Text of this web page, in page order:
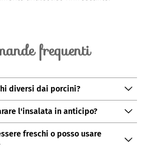
frequenti
diversi dai porcini?
o funghi cremini se i
l'insalata in anticipo?
il giorno prima e
i sapori si amalgameranno
freschi o posso usare